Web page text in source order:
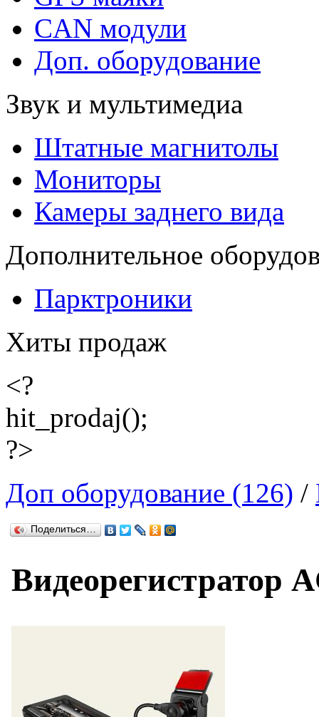
CAN модули
Доп. оборудование
Звук и мультимедиа
Штатные магнитолы
Мониторы
Камеры заднего вида
Дополнительное
Парктроники
Хиты продаж
<?
hit_prodaj();
?>
Доп оборудование (126) /
Поделиться…
Видеорегистратор